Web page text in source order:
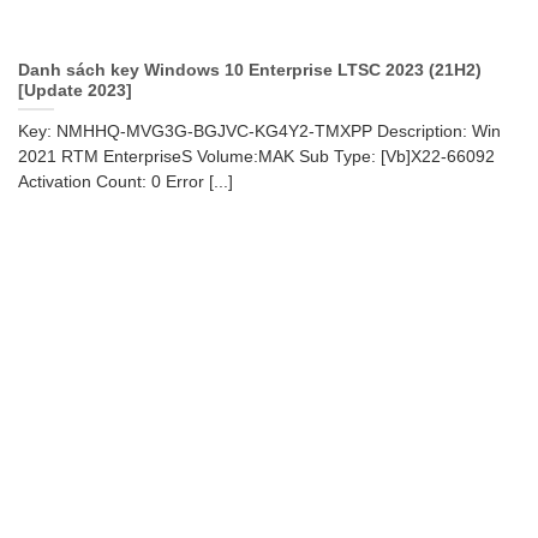
Danh sách key Windows 10 Enterprise LTSC 2023 (21H2)
[Update 2023]
Key: NMHHQ-MVG3G-BGJVC-KG4Y2-TMXPP Description: Win
2021 RTM EnterpriseS Volume:MAK Sub Type: [Vb]X22-66092
Activation Count: 0 Error [...]